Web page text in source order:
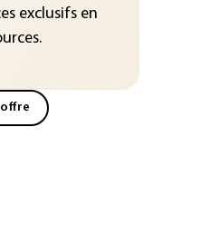
exclusifs en